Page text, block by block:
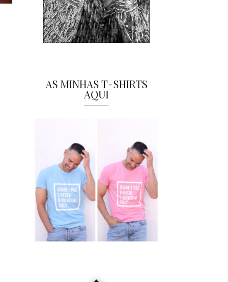
AS MINHAS T-SHIRTS
AQUI